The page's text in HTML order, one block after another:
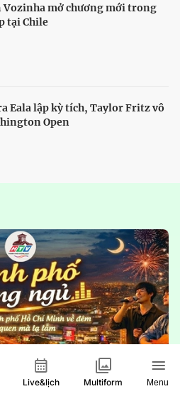
Vozinha mở chương mới trong
tại Chile
Eala lập kỳ tích, Taylor Fritz vô
Open
Live&lịch Multiform Menu